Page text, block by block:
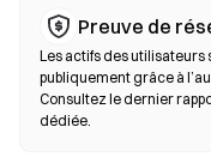
sur les DEX se déroule
comme Ethereum, BNB
Preuve de
Les actifs des utilisateurs
publiquement grâce à
Consultez le dernier
dédiée.